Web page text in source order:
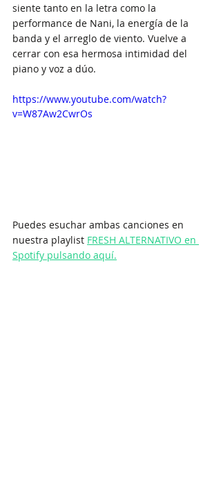
siente tanto en la letra como la
performance de Nani, la energía de la
banda y el arreglo de viento. Vuelve a
cerrar con esa hermosa intimidad del
piano y voz a dúo.
https://www.youtube.com/watch?
v=W87Aw2CwrOs
Puedes esuchar ambas canciones en
nuestra playlist FRESH ALTERNATIVO en
Spotify pulsando aquí.